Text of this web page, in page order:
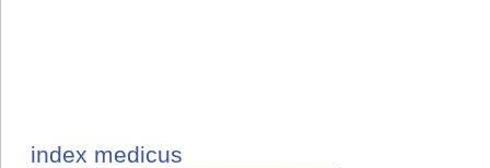
index medicus